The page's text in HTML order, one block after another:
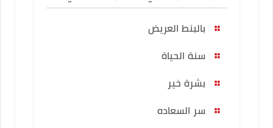
بالبنط العريض
سنة الحياة
بشرة خير
سر السعاده